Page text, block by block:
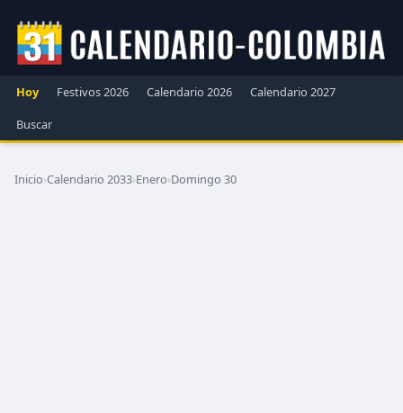
Hoy Festivos 2026 Calendario 2026
Calendario 2027
Buscar
Inicio›Calendario 2033›Enero›Domingo 30